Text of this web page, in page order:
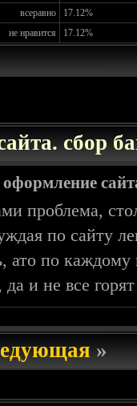
всеравно
17.12%
не нравится
17.12%
сбор
проблема,
по сайту
ато по каждому
да и не все
»